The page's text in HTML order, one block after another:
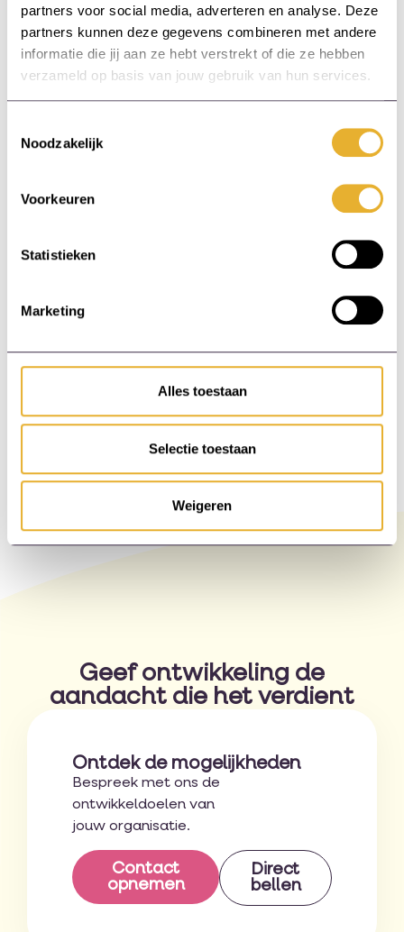
partners voor social media, adverteren en analyse. Deze
partners kunnen deze gegevens combineren met andere
informatie die jij aan ze hebt verstrekt of die ze hebben
verzameld op basis van jouw gebruik van hun services.
Noodzakelijk
Voorkeuren
Statistieken
Marketing
Alles toestaan
Selectie toestaan
Weigeren
Conclusie
Kennisdeling binnen teams is essentieel voor
effectieve strategieën te implementeren, zoals
programma’s en het gebruik van digitale tools,
kunnen opleidingsmanagers en
innovatie binnen hun teams bevorderen. Het
resultaat is een sterker team dat beter in staat
bereiken.
Geef ontwikkeling de
aandacht die het verdient
Ontdek de mogelijkheden
Bespreek met ons de
ontwikkeldoelen van
jouw organisatie.
Contact
opnemen
Direct
bellen